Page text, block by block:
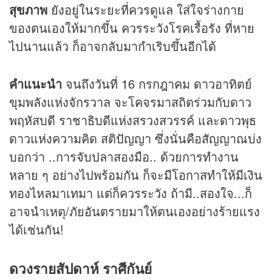
สุขภาพ ยังอยู่ในระยะที่ควรดูแล ใส่ใจร่างกาย
ของตนเองให้มากขึ้น ควรระวังโรคเรื้อรัง ที่หาย
ไปนานแล้ว ก็อาจกลับมากำเริบขึ้นอีกได้
คำแนะนำ จนถึงวันที่ 16 กรกฎาคม ดาวอาทิตย์
ขุมพลังแห่งจักรวาล จะโคจรมาสถิตร่วมกับดาว
พฤหัสบดี ราชาธิบดีแห่งสรวงสวรรค์ และดาวพุธ
ดาวแห่งความคิด สติปัญญา ซึ่งนั่นคือสัญญาณบ่ง
บอกว่า ..การจับปลาสองมือ.. ด้วยการทำงาน
หลาย ๆ อย่างไปพร้อมกัน ก็จะมีโอกาสทำให้มีเงิน
ทองไหลมาเทมา แต่ก็ควรระวัง ถ้ามี..สองใจ...ก็
อาจนำเหตุ/ภัยอันตรายมาให้ตนเองอย่างร้ายแรง
ได้เช่นกัน!
ดวงรายสัปดาห์ ราศีกันย์